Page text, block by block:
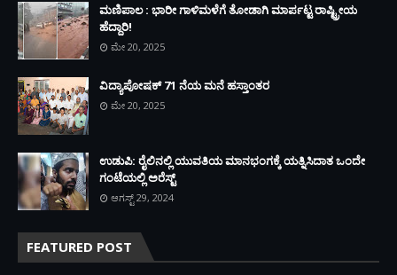
ಮಣಿಪಾಲ : ಭಾರೀ ಗಾಳಿಮಳೆಗೆ ತೋಡಾಗಿ ಮಾರ್ಪಟ್ಟ ರಾಷ್ಟ್ರೀಯ
ಹೆದ್ದಾರಿ!
ಮೇ 20, 2025
ವಿದ್ಯಾಪೋಷಕ್ 71 ನೆಯ ಮನೆ ಹಸ್ತಾಂತರ
ಮೇ 20, 2025
ಉಡುಪಿ: ರೈಲಿನಲ್ಲಿ ಯುವತಿಯ ಮಾನಭಂಗಕ್ಕೆ ಯತ್ನಿಸಿದಾತ ಒಂದೇ
ಗಂಟೆಯಲ್ಲಿ ಅರೆಸ್ಟ್
ಆಗಸ್ಟ್ 29, 2024
FEATURED POST